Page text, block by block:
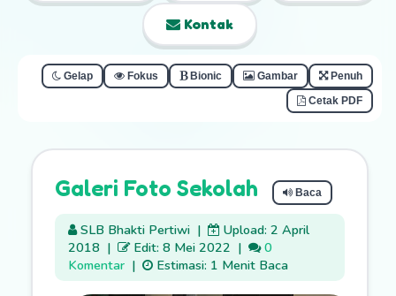
Kontak
Gelap Fokus Bionic Gambar
Penuh
Cetak PDF
Galeri Foto Sekolah Baca
SLB Bhakti Pertiwi |
Upload: 2 April
2018 | Edit: 8 Mei 2022 |
0
Komentar | Estimasi: 1 Menit Baca